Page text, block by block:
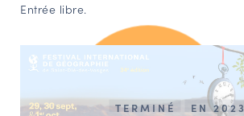
Entrée libre.
TERMINÉ EN 2023